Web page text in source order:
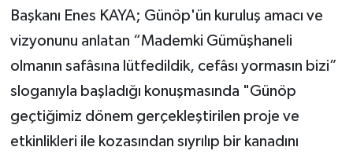
Başkanı Enes KAYA; Günöp'ün kuruluş amacı ve
vizyonunu anlatan “Mademki Gümüşhaneli
olmanın safâsına lütfedildik, cefâsı yormasın bizi”
sloganıyla başladığı konuşmasında "Günöp
geçtiğimiz dönem gerçekleştirilen proje ve
etkinlikleri ile kozasından sıyrılıp bir kanadını